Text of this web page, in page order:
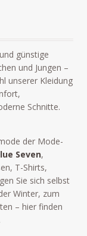
günstige
und Jungen –
unserer Kleidung
Schnitte.
der Mode-
Seven,
T-Shirts,
Sie sich selbst
Winter, zum
– hier finden